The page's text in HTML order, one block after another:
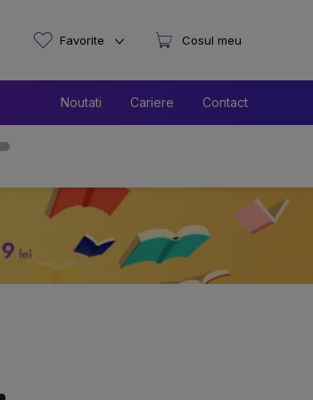
Noutati Cariere Contact
Favorite Cosul meu